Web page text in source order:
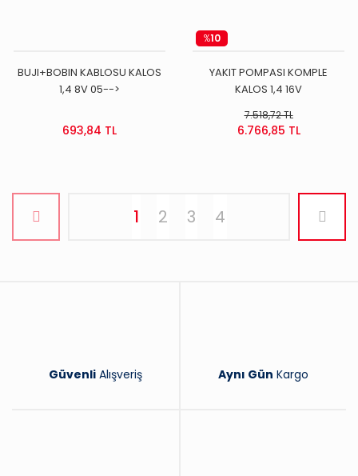
BUJI+BOBIN KABLOSU KALOS
1,4 8V 05-->
693,84 TL
%10
YAKIT POMPASI KOMPLE
KALOS 1,4 16V
7.518,72 TL
6.766,85 TL
1 2 3 4
Güvenli Alışveriş Aynı Gün Kargo